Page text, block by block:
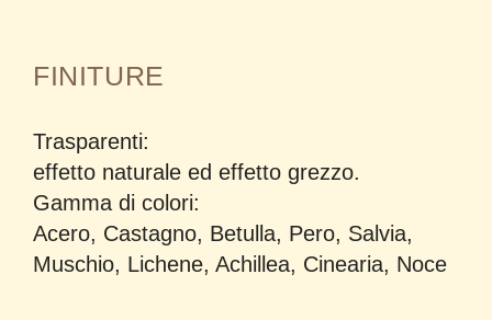
FINITURE
Trasparenti:
effetto naturale ed effetto grezzo.
Gamma di colori:
Acero, Castagno, Betulla, Pero, Salvia,
Muschio, Lichene, Achillea, Cinearia, Noce